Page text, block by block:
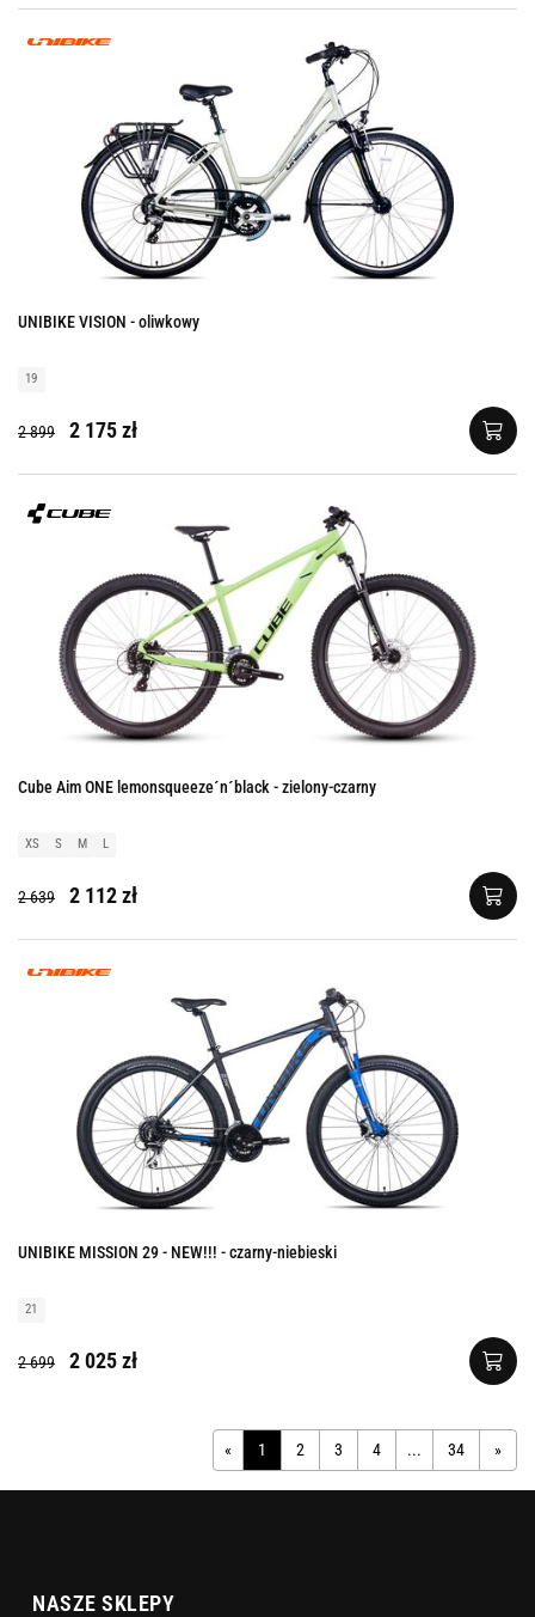
UNIBIKE VISION - oliwkowy
19
2 899 2 175 zł
Cube Aim ONE lemonsqueeze´n´black - zielony-czarny
XS S M L
2 639 2 112 zł
UNIBIKE MISSION 29 - NEW!!! - czarny-niebieski
21
2 699 2 025 zł
« 1 2 3 4 ... 34 »
NASZE SKLEPY